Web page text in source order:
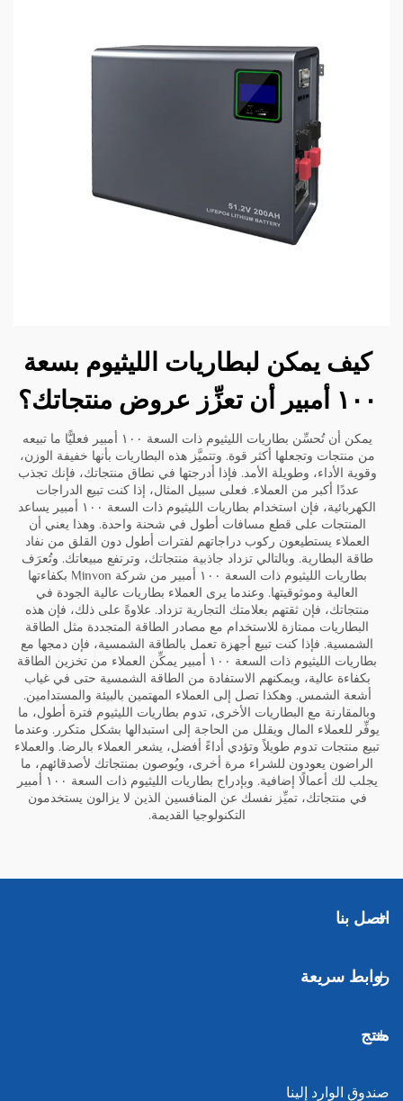
كيف يمكن لبطاريات الليثيوم بسعة
١٠٠ أمبير أن تعزِّز عروض منتجاتك؟
يمكن أن تُحسِّن بطاريات الليثيوم ذات السعة ١٠٠ أمبير فعليًّا ما تبيعه
من منتجات وتجعلها أكثر قوة. وتتميَّز هذه البطاريات بأنها خفيفة الوزن،
وقوية الأداء، وطويلة الأمد. فإذا أدرجتها في نطاق منتجاتك، فإنك تجذب
عددًا أكبر من العملاء. فعلى سبيل المثال، إذا كنت تبيع الدراجات
الكهربائية، فإن استخدام بطاريات الليثيوم ذات السعة ١٠٠ أمبير يساعد
المنتجات على قطع مسافات أطول في شحنة واحدة. وهذا يعني أن
العملاء يستطيعون ركوب دراجاتهم لفترات أطول دون القلق من نفاد
طاقة البطارية. وبالتالي تزداد جاذبية منتجاتك، وترتفع مبيعاتك. وتُعرَف
بطاريات الليثيوم ذات السعة ١٠٠ أمبير من شركة Minvon بكفاءتها
العالية وموثوقيتها. وعندما يرى العملاء بطاريات عالية الجودة في
منتجاتك، فإن ثقتهم بعلامتك التجارية تزداد. علاوةً على ذلك، فإن هذه
البطاريات ممتازة للاستخدام مع مصادر الطاقة المتجددة مثل الطاقة
الشمسية. فإذا كنت تبيع أجهزة تعمل بالطاقة الشمسية، فإن دمجها مع
بطاريات الليثيوم ذات السعة ١٠٠ أمبير يمكِّن العملاء من تخزين الطاقة
بكفاءة عالية، ويمكنهم الاستفادة من الطاقة الشمسية حتى في غياب
أشعة الشمس. وهكذا تصل إلى العملاء المهتمين بالبيئة والمستدامين.
وبالمقارنة مع البطاريات الأخرى، تدوم بطاريات الليثيوم فترة أطول، ما
يوفِّر للعملاء المال ويقلل من الحاجة إلى استبدالها بشكل متكرر. وعندما
تبيع منتجات تدوم طويلاً وتؤدي أداءً أفضل، يشعر العملاء بالرضا. والعملاء
الراضون يعودون للشراء مرة أخرى، ويُوصون بمنتجاتك لأصدقائهم، ما
يجلب لك أعمالًا إضافية. وبإدراج بطاريات الليثيوم ذات السعة ١٠٠ أمبير
في منتجاتك، تميِّز نفسك عن المنافسين الذين لا يزالون يستخدمون
التكنولوجيا القديمة.
اتصل بنا
روابط سريعة
منتج
صندوق الوارد إلينا